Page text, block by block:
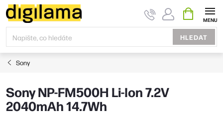
Přejít
na
obsah
HLEDAT
KOŠÍK
Sony
Sony NP-FM500H Li-Ion 7.2V
2040mAh 14.7Wh